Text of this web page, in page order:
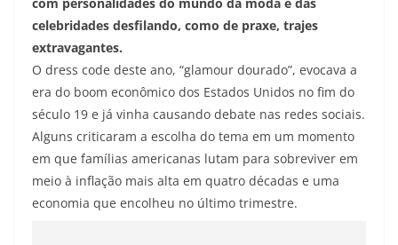
celebridades desfilando, como de praxe, trajes
extravagantes.
O dress code deste ano, “glamour dourado”, evocava a
era do boom econômico dos Estados Unidos no fim do
século 19 e já vinha causando debate nas redes sociais.
Alguns criticaram a escolha do tema em um momento
em que famílias americanas lutam para sobreviver em
meio à inflação mais alta em quatro décadas e uma
economia que encolheu no último trimestre.